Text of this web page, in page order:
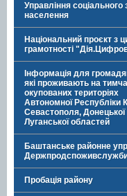
Управління соціального
населення
Національний проєкт з
грамотності
Інформація для
які проживають на
окупованих територіях
Автономної Республіки
Севастополя, Донецької
Луганської областей
Баштанське районне
Пробація району